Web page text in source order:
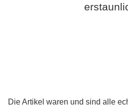
Die Artikel waren und sind alle